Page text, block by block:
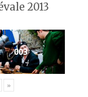
2013
003
»